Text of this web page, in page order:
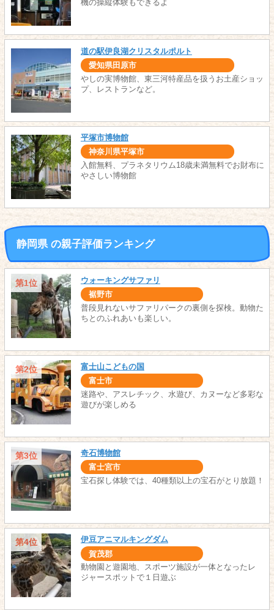
機の操縦体験もできるよ
道の駅伊良湖クリスタルポルト
愛知県田原市
やしの実博物館、東三河特産品を扱うお土産ショッ
プ、レストランなど。
平塚市博物館
神奈川県平塚市
入館無料、プラネタリウム18歳未満無料でお財布に
やさしい博物館
静岡県 の親子評価ランキング
第1位 ウォーキングサファリ
裾野市
普段見れないサファリパークの裏側を探検。動物た
ちとのふれあいも楽しい。
第2位 富士山こどもの国
富士市
迷路や、アスレチック、水遊び、カヌーなど多彩な
遊びが楽しめる
第3位 奇石博物館
富士宮市
宝石探し体験では、40種類以上の宝石がとり放題！
第4位 伊豆アニマルキングダム
賀茂郡
動物園と遊園地、スポーツ施設が一体となったレ
ジャースポットで１日遊ぶ